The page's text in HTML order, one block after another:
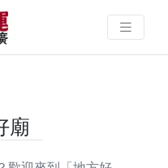
資料｜拜好廟
的信仰
廟